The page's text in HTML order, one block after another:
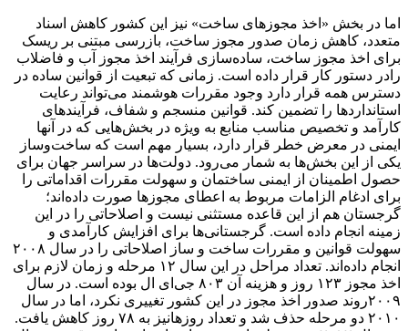
اما در بخش «اخذ مجوزهای ساخت» نیز این کشور کاهش اسناد
متعدد، کاهش زمان صدور مجوز ساخت، بازرسی مبتنی بر ریسک
برای اخذ مجوز ساخت، ساد‌ه‌سازی فرآیند اخذ مجوز آب‌ و فاضلاب
رادر دستور کار قرار داده است. زمانی که تبعیت از قوانین ساده در
دسترس همه قرار دارد وجود مقررات هوشمند می‌تواند رعایت
استانداردها را تضمین ‌کند. قوانین منسجم و شفاف، فرآیندهای
کارآمد و تخصیص مناسب منابع به ویژه در بخش‌هایی که در آنها
ایمنی در معرض خطر قرار دارد، بسیار مهم است که ساخت‌وساز
یکی از این بخش‌ها به شمار می‌رود. دولت‌ها در سراسر جهان برای
حصول اطمینان از ایمنی ساختمان و سهولت مقررات اقداماتی را
برای ادغام الزامات مربوط به اعطای مجوزها صورت داده‌اند؛
گرجستان هم از این قاعده مستثنی نیست و اصلاحاتی را در این
زمینه انجام داده است. گرجستانی‌ها برای افزایش کارآمدی و
سهولت قوانین و مقررات ساخت و ساز اصلاحاتی را در سال ۲۰۰۸
انجام داده‌اند. تعداد مراحل در این سال ۱۲ مرحله و زمان لازم برای
اخذ مجوز ۱۲۳ روز و هزینه آن ۸۰۳ جی‌ای ال بوده است. در سال
۲۰۰۹روند صدور اخذ مجوز در این کشور تغییری نکرد، اما در سال
۲۰۱۰ دو مرحله حذف شد و تعداد روزهانیز به ۷۸ روز کاهش یافت.